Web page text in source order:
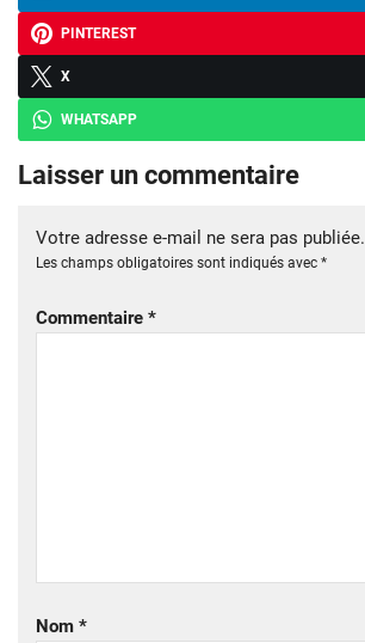
PINTEREST
X
WHATSAPP
Laisser un commentaire
Votre adresse e-mail ne sera pas publiée.
Les champs obligatoires sont indiqués avec *
Commentaire *
Nom *